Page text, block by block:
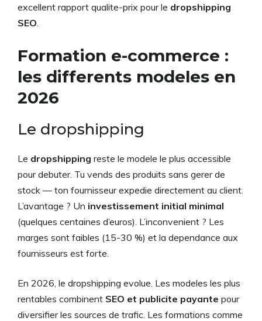
excellent rapport qualite-prix pour le dropshipping
SEO
Formation e-commerce :
les differents modeles en
2026
Le dropshipping
Le dropshipping reste le modele le plus accessible
pour debuter. Tu vends des produits sans gerer de
stock — ton fournisseur expedie directement au client.
L’avantage ? Un investissement initial minimal
(quelques centaines d’euros). L’inconvenient ? Les
marges sont faibles (15-30 %) et la dependance aux
fournisseurs est forte.
En 2026, le dropshipping evolue. Les modeles les plus
rentables combinent SEO et publicite payante pour
diversifier les sources de trafic. Les formations comme